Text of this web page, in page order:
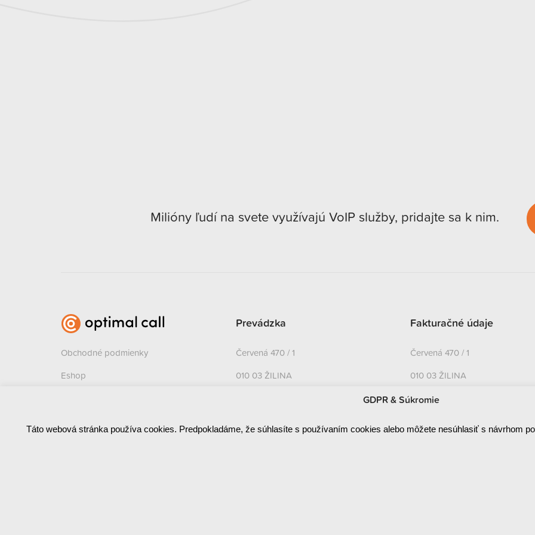
Milióny ľudí na svete využívajú VoIP služby, pridajte sa k nim.
Obchodné podmienky
Eshop
Prevádzka
Červená 470 / 1
010 03 ŽILINA
Fakturačné údaje
Červená 470 / 1
010 03 ŽILINA
IČO: 44829710
GDPR & Súkromie
Táto webová stránka používa cookies. Predpokladáme, že súhlasíte s používaním cookies alebo môžete nesúhlasiť s návrhom